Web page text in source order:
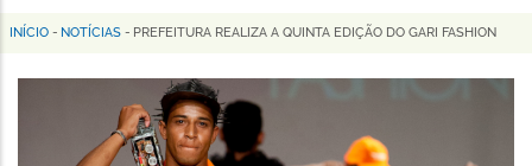
Horizonte
Trilha
de
navegação
INÍCIO - NOTÍCIAS - PREFEITURA REALIZA A QUINTA EDIÇÃO DO GARI FASHION